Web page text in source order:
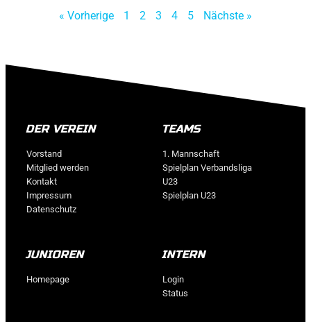
« Vorherige 1 2 3 4 5 Nächste »
DER VEREIN
Vorstand
Mitglied werden
Kontakt
Impressum
Datenschutz
TEAMS
1. Mannschaft
Spielplan Verbandsliga
U23
Spielplan U23
JUNIOREN
Homepage
INTERN
Login
Status